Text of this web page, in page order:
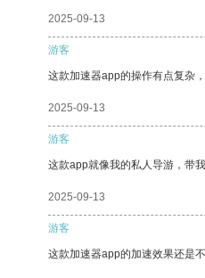
2025-09-13
游客
这款加速器app的操作有点复杂
2025-09-13
游客
这款app就像我的私人导游，带
2025-09-13
游客
这款加速器app的加速效果还是